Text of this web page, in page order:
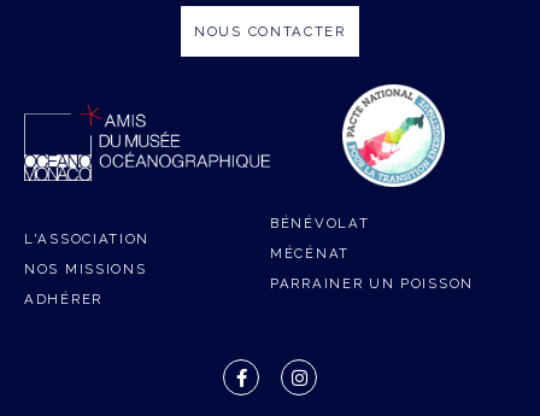
NOUS CONTACTER
L'ASSOCIATION
NOS MISSIONS
ADHÉRER
BÉNÉVOLAT
MÉCÉNAT
PARRAINER UN POISSON